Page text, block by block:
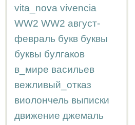
vita_nova vivencia
WW2 WW2 август-
февраль букв буквы
буквы булгаков
в_мире васильев
вежливый_отказ
виолончель выписки
движение джемаль